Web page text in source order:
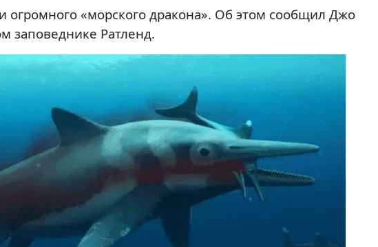
огромного «морского дракона». Об этом сообщил Джо
заповеднике Ратленд.